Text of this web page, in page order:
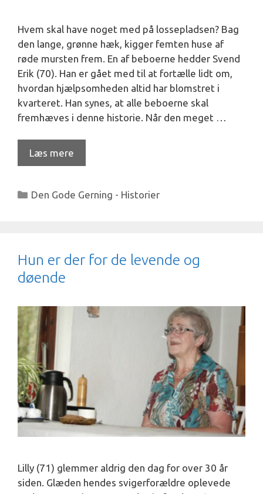
Hvem skal have noget med på lossepladsen? Bag
den lange, grønne hæk, kigger femten huse af
røde mursten frem. En af beboerne hedder Svend
Erik (70). Han er gået med til at fortælle lidt om,
hvordan hjælpsomheden altid har blomstret i
kvarteret. Han synes, at alle beboerne skal
fremhæves i denne historie. Når den meget …
Læs mere
Kategorier
Den Gode Gerning - Historier
Hun er der for de levende og
døende
Lilly (71) glemmer aldrig den dag for over 30 år
siden. Glæden hendes svigerforældre oplevede